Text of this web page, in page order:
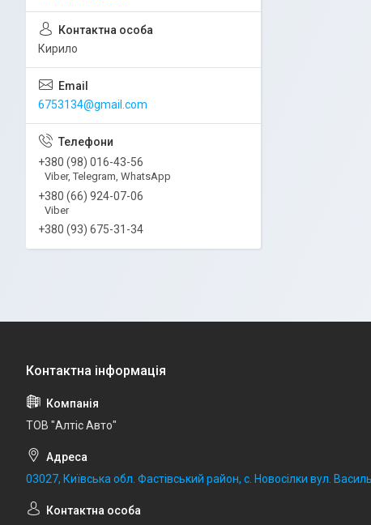
Кирило
6753134@gmail.com
+380 (98) 016-43-56
Viber, Telegram, WhatsApp
+380 (66) 924-07-06
Viber
+380 (93) 675-31-34
ТОВ "Алтіс Авто"
03027, Київська обл. Фастівський район, с. Новосілки вул.